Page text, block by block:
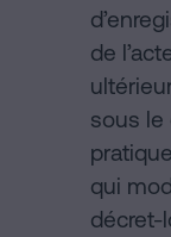
de
sous le
qui
décret-